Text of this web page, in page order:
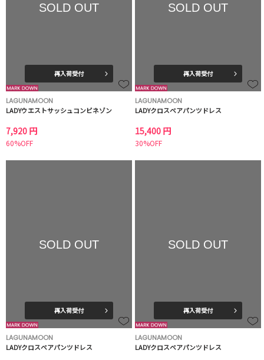
SOLD OUT
再入荷受付
LAGUNAMOON
LADYウエストサッシュコンビネゾン
7,920 円
60%OFF
SOLD OUT
再入荷受付
LAGUNAMOON
LADYクロスベアパンツドレス
15,400 円
30%OFF
SOLD OUT
再入荷受付
LAGUNAMOON
LADYクロスベアパンツドレス
SOLD OUT
再入荷受付
LAGUNAMOON
LADYクロスベアパンツドレス